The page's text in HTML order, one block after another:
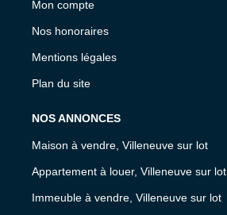
Mon compte
Nos honoraires
Mentions légales
Plan du site
NOS ANNONCES
Maison à vendre, Villeneuve sur lot
Appartement à louer, Villeneuve sur lot
Immeuble à vendre, Villeneuve sur lot